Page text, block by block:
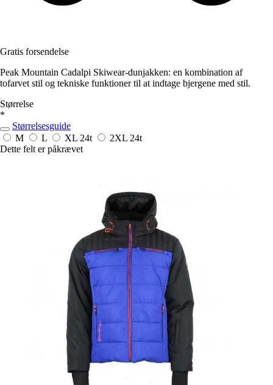
Gratis forsendelse
Peak Mountain Cadalpi Skiwear-dunjakken: en kombination af
tofarvet stil og tekniske funktioner til at indtage bjergene med stil.
Størrelse
*
Størrelsesguide
M
L XL 24t 2XL 24t
Dette felt er påkrævet